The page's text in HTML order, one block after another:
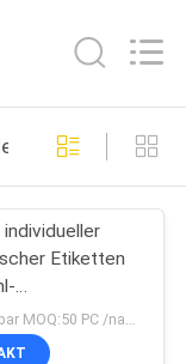
335
individueller
Etiketten
mit
Oberfläche
Verhandelbar MOQ:50 PC /name